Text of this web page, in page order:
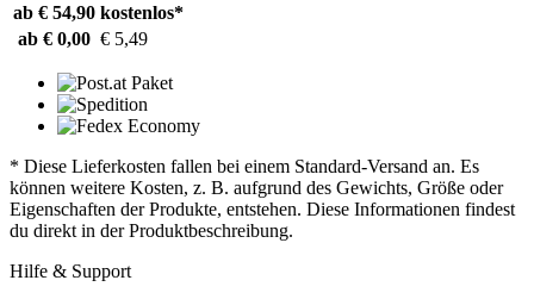
ab € 54,90 kostenlos*
ab € 0,00 € 5,49
* Diese Lieferkosten fallen bei einem Standard-Versand an. Es
können weitere Kosten, z. B. aufgrund des Gewichts, Größe oder
Eigenschaften der Produkte, entstehen. Diese Informationen findest
du direkt in der Produktbeschreibung.
Hilfe & Support